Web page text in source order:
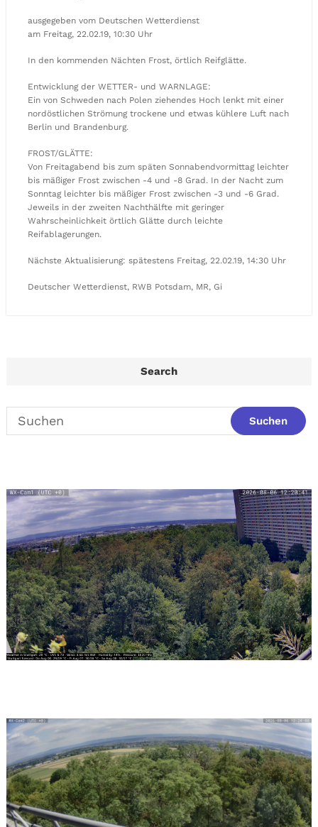
ausgegeben vom Deutschen Wetterdienst
am Freitag, 22.02.19, 10:30 Uhr
In den kommenden Nächten Frost, örtlich Reifglätte.
Entwicklung der WETTER- und WARNLAGE:
Ein von Schweden nach Polen ziehendes Hoch lenkt mit einer
nordöstlichen Strömung trockene und etwas kühlere Luft nach
Berlin und Brandenburg.
FROST/GLÄTTE:
Von Freitagabend bis zum späten Sonnabendvormittag leichter
bis mäßiger Frost zwischen -4 und -8 Grad. In der Nacht zum
Sonntag leichter bis mäßiger Frost zwischen -3 und -6 Grad.
Jeweils in der zweiten Nachthälfte mit geringer
Wahrscheinlichkeit örtlich Glätte durch leichte
Reifablagerungen.
Nächste Aktualisierung: spätestens Freitag, 22.02.19, 14:30 Uhr
Deutscher Wetterdienst, RWB Potsdam, MR, Gi
Search